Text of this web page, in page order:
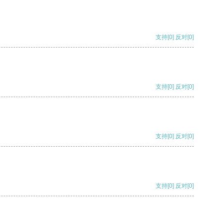
支持[0] 反对[0]
支持[0] 反对[0]
支持[0] 反对[0]
支持[0] 反对[0]